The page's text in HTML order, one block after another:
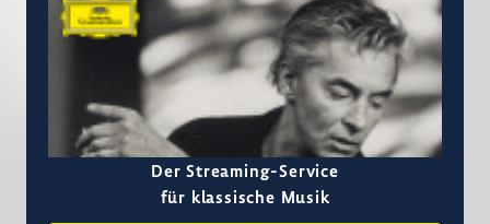
Der Streaming-Service
für klassische Musik